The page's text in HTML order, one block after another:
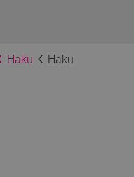
Haku Haku